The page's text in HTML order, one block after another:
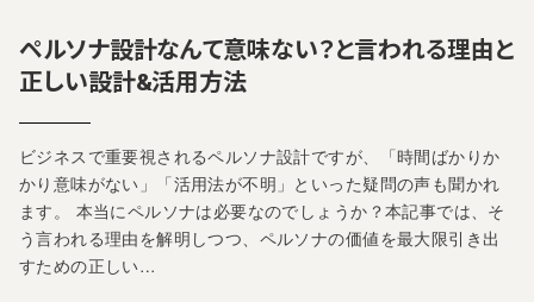
ペルソナ設計なんて意味ない？と言われる理由と
正しい設計&活用方法
ビジネスで重要視されるペルソナ設計ですが、「時間ばかりか
かり意味がない」「活用法が不明」といった疑問の声も聞かれ
ます。 本当にペルソナは必要なのでしょうか？本記事では、そ
う言われる理由を解明しつつ、ペルソナの価値を最大限引き出
すための正しい…